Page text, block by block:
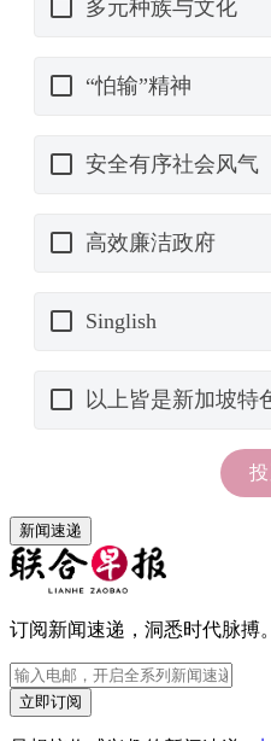
新闻速递
订阅新闻速递，洞悉时代脉搏。
立即订阅